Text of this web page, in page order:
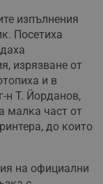
изпълнения
Посетиха
изрязване от
и в
н Т. Йорданов,
малка част от
до които
на официални